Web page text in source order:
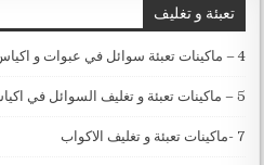
تعبئة و تغليف
4 – ماكينات تعبئة سوائل في عبوات و اكياس
5 – ماكينات تعبئة و تغليف السوائل في اكياس اوتوماتيك
7 -ماكينات تعبئة و تغليف الاكواب